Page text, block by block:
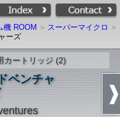
機 ROOM
スーパーマイクロ
ーズ
カートリッジ (2)
ベンチャ